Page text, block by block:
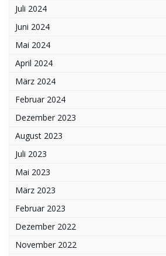
Juli 2024
Juni 2024
Mai 2024
April 2024
März 2024
Februar 2024
Dezember 2023
August 2023
Juli 2023
Mai 2023
März 2023
Februar 2023
Dezember 2022
November 2022